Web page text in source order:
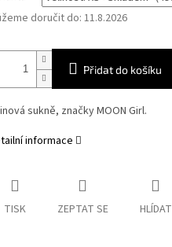
doručit do:11.8.2026
Přidat do košíku
sukně, značky MOON Girl.
informace
TISK ZEPTAT SE HLÍDAT